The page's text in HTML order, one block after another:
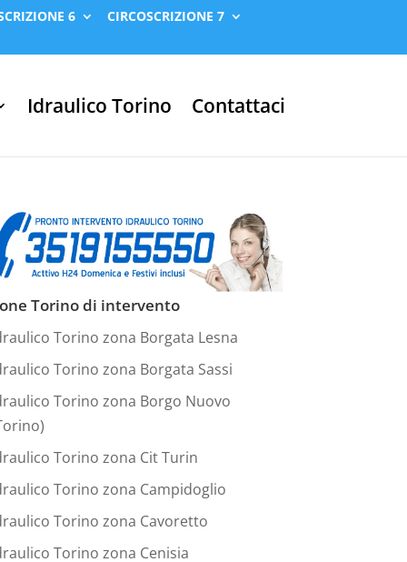
6
CIRCOSCRIZIONE 7
Idraulico Torino Contattaci
Torino di intervento
Torino zona Borgata Lesna
Torino zona Borgata Sassi
Torino zona Borgo Nuovo
Torino zona Cit Turin
Torino zona Campidoglio
Torino zona Cavoretto
Torino zona Cenisia